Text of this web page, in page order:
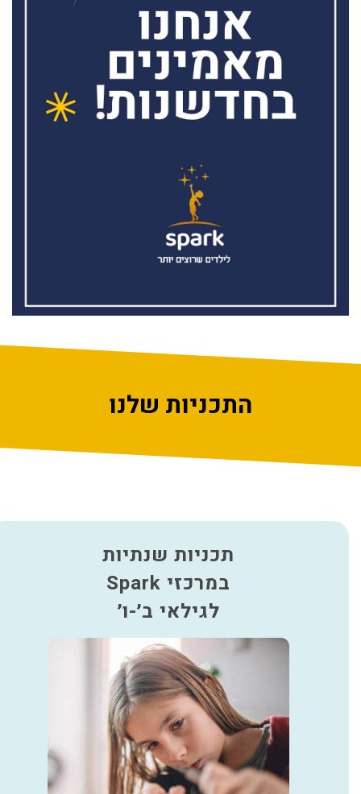
התכניות שלנו
תכניות שנתיות
במרכזי Spark
לגילאי ב׳-ו׳